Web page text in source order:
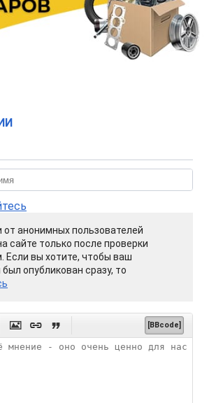
анонимных пользователей
сайте только после проверки
Если вы хотите, чтобы ваш
опубликован сразу, то
   [BBcode]